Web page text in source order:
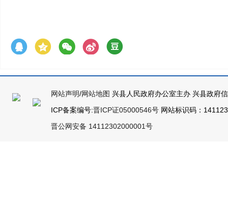
网站声明/网站地图 兴县人民政府办公室主办 兴县政府
ICP备案编号:晋ICP证05000546号 网站标识码：
晋公网安备 14112302000001号